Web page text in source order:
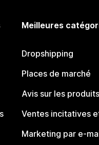
Meilleures
Dropshipping
Places de marché
Avis sur les produits
Ventes incitatives
Marketing par e-